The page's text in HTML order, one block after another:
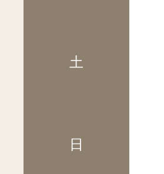
土
日